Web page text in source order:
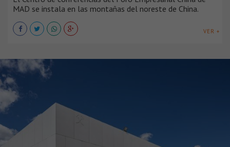
MAD se instala en las montañas del noreste de China.
VER +